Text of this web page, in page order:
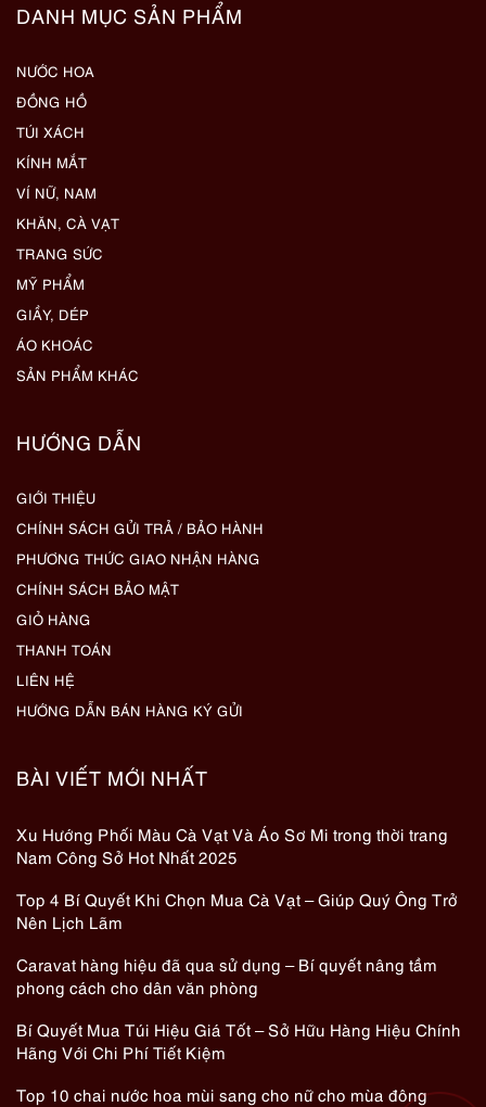
DANH MỤC SẢN PHẨM
NƯỚC HOA
ĐỒNG HỒ
TÚI XÁCH
KÍNH MẮT
VÍ NỮ, NAM
KHĂN, CÀ VẠT
TRANG SỨC
MỸ PHẨM
GIẦY, DÉP
ÁO KHOÁC
SẢN PHẨM KHÁC
HƯỚNG DẪN
GIỚI THIỆU
CHÍNH SÁCH GỬI TRẢ / BẢO HÀNH
PHƯƠNG THỨC GIAO NHẬN HÀNG
CHÍNH SÁCH BẢO MẬT
GIỎ HÀNG
THANH TOÁN
LIÊN HỆ
HƯỚNG DẪN BÁN HÀNG KÝ GỬI
BÀI VIẾT MỚI NHẤT
Xu Hướng Phối Màu Cà Vạt Và Áo Sơ Mi trong thời trang
Nam Công Sở Hot Nhất 2025
Top 4 Bí Quyết Khi Chọn Mua Cà Vạt – Giúp Quý Ông Trở
Nên Lịch Lãm
Caravat hàng hiệu đã qua sử dụng – Bí quyết nâng tầm
phong cách cho dân văn phòng
Bí Quyết Mua Túi Hiệu Giá Tốt – Sở Hữu Hàng Hiệu Chính
Hãng Với Chi Phí Tiết Kiệm
Top 10 chai nước hoa mùi sang cho nữ cho mùa đông